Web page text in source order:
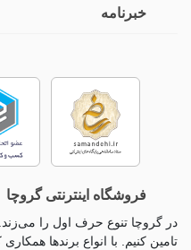
خبرنامه
فروشگاه اینترنتی گروچا
در گروچا تنوع حرف اول را
تامین کنیم. با انواع برندها